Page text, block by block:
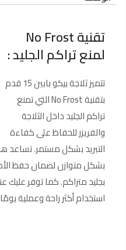
تقنية No Frost
لمنع تراكم الجليد :
تتميز ثلاجة بيكو بابين 15 قدم
بتقنية No Frost التي تمنع
تراكم الجليد داخل الثلاجة
والفريزر للحفاظ على كفاءة
التبريد بشكل مستمر. تساعد
بشكل متوازن لضمان حفظ
بجليد متراكم. كما توفر عليك
استخدام أكثر راحة وعملية